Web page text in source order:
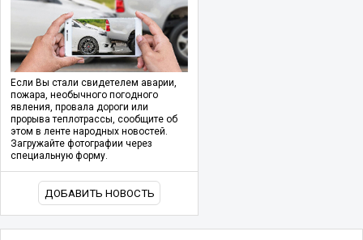
Если Вы стали свидетелем аварии,
пожара, необычного погодного
явления, провала дороги или
прорыва теплотрассы, сообщите об
этом в ленте народных новостей.
Загружайте фотографии через
специальную форму.
ДОБАВИТЬ НОВОСТЬ